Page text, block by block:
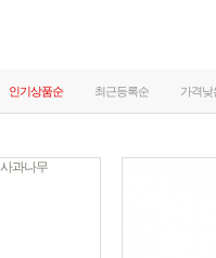
인기상품순 최근등록순 가격낮